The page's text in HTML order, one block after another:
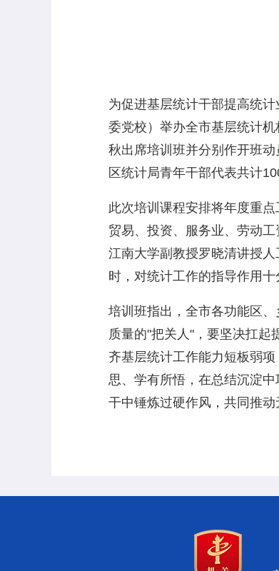
为促进基层统计干部提高统
委党校）举办全市基层统计
秋出席培训班并分别作开班
区统计局青年干部代表共计
此次培训课程安排将年度重
贸易、投资、服务业、劳动
江南大学副教授罗晓清讲授
时，对统计工作的指导作用
培训班指出，全市各功能区
质量的"把关人"，要坚决扛起
齐基层统计工作能力短板弱
思、学有所悟，在总结沉淀
干中锤炼过硬作风，共同推动